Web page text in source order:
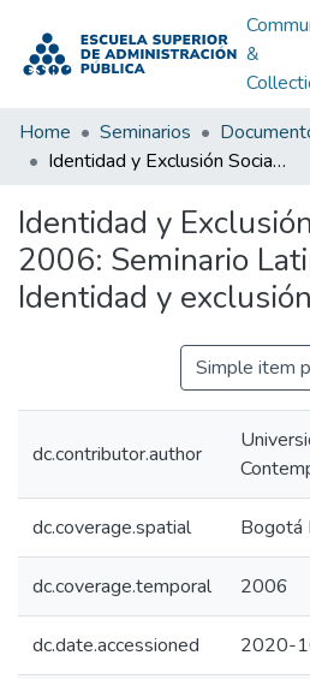
&
Home Seminarios
Identidad y Exclusión Social Juvenil 2006: Seminario Latinoamericano Identidad y exclusión social 2006
Identidad y
2006: Seminario
Identidad y
Simple item
dc.contributor.author
dc.coverage.spatial Bogotá
dc.coverage.temporal 2006
dc.date.accessioned 2020-